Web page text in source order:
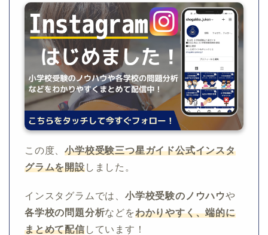
この度、小学校受験三つ星ガイド公式インスタ
グラムを開設しました。
インスタグラムでは、 小学校受験のノウハウや
各学校の問題分析などをわかりやすく、端的に
まとめて配信しています！